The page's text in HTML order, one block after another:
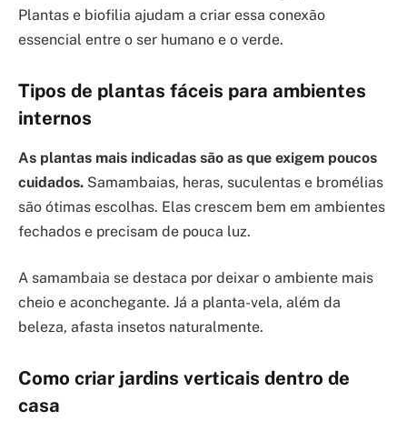
Plantas e biofilia ajudam a criar essa conexão
essencial entre o ser humano e o verde.
Tipos de plantas fáceis para ambientes
internos
As plantas mais indicadas são as que exigem poucos
cuidados. Samambaias, heras, suculentas e bromélias
são ótimas escolhas. Elas crescem bem em ambientes
fechados e precisam de pouca luz.
A samambaia se destaca por deixar o ambiente mais
cheio e aconchegante. Já a planta-vela, além da
beleza, afasta insetos naturalmente.
Como criar jardins verticais dentro de
casa